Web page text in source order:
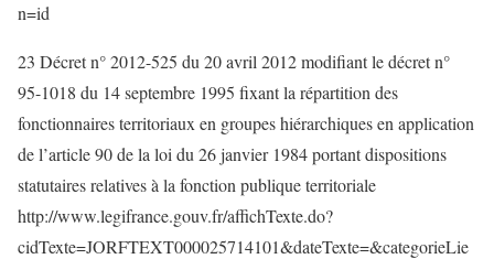
n=id
23 Décret n° 2012-525 du 20 avril 2012 modifiant le décret n°
95-1018 du 14 septembre 1995 fixant la répartition des
fonctionnaires territoriaux en groupes hiérarchiques en application
de l’article 90 de la loi du 26 janvier 1984 portant dispositions
statutaires relatives à la fonction publique territoriale
http://www.legifrance.gouv.fr/affichTexte.do?
cidTexte=JORFTEXT000025714101&dateTexte=&categorieLie